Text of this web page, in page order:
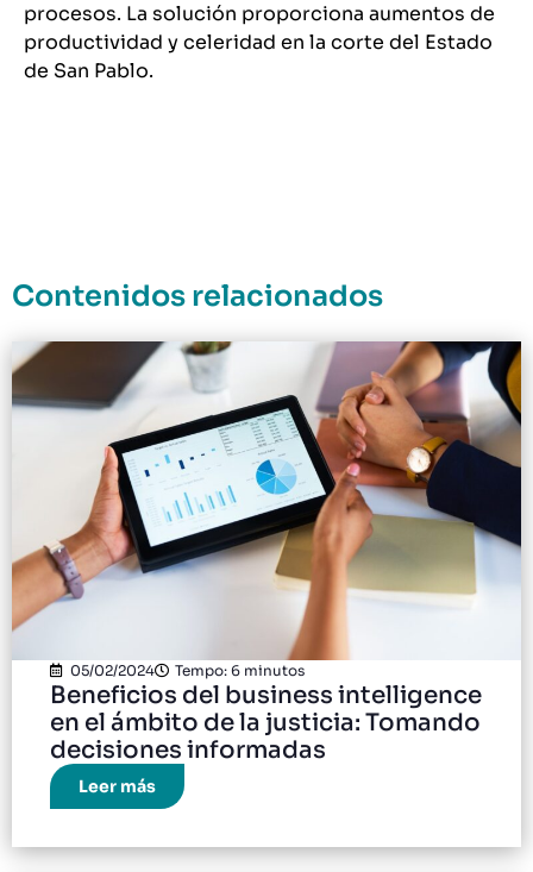
procesos. La solución proporciona aumentos de
productividad y celeridad en la corte del Estado
de San Pablo.
Contenidos relacionados
05/02/2024 Tempo: 6 minutos
Beneficios del business intelligence
en el ámbito de la justicia: Tomando
decisiones informadas
Leer más